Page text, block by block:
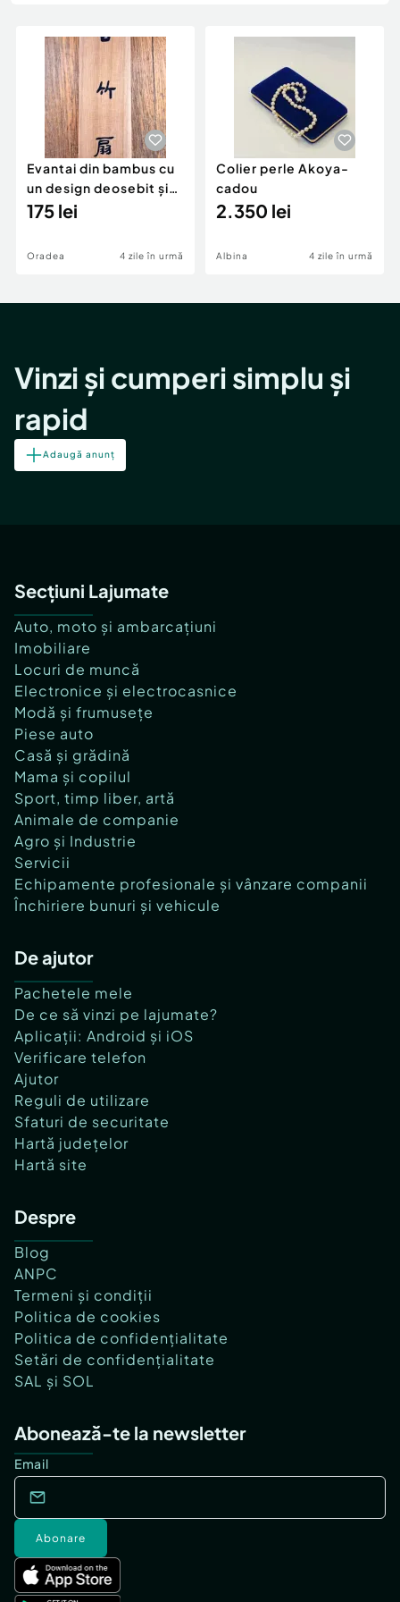
Animale de companie
Afaceri și echipamente profesionale
Inchiriere Bunuri si Vehicule
Piese auto si accesorii
Dacia Duster
Evantai din bambus cu
un design deosebit și
cu peisaj pictat. cadou
175 lei
Oradea 4 zile în urmă
Colier perle Akoya-
cadou
2.350 lei
Albina 4 zile în urmă
Vinzi și cumperi simplu și
rapid
Adaugă anunț
Secțiuni Lajumate
Auto, moto și ambarcațiuni
Imobiliare
Locuri de muncă
Electronice și electrocasnice
Modă și frumusețe
Piese auto
Casă și grădină
Mama și copilul
Sport, timp liber, artă
Animale de companie
Agro și Industrie
Servicii
Echipamente profesionale și vânzare companii
Închiriere bunuri și vehicule
De ajutor
Pachetele mele
De ce să vinzi pe lajumate?
Aplicații: Android și iOS
Verificare telefon
Ajutor
Reguli de utilizare
Sfaturi de securitate
Hartă județelor
Hartă site
Despre
Blog
ANPC
Termeni și condiții
Politica de cookies
Politica de confidențialitate
Setări de confidențialitate
SAL și SOL
Abonează-te la newsletter
Email
Abonare